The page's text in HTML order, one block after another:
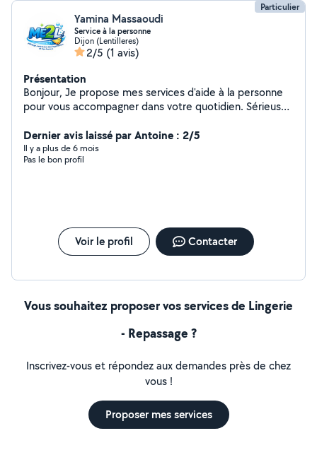
Particulier
Yamina Massaoudi
Service à la personne
Dijon (Lentilleres)
2/5 (1 avis)
Présentation
Bonjour, Je propose mes services d'aide à la personne
pour vous accompagner dans votre quotidien. Sérieuse,
discrétion et efficacité. Prestations proposées :
Ménage et entretien du logement Repassage Aide au
rangement Courses et petites aides du quotidien Aide
flexibles. N'hésitez pas à me contacter pour toute
question ou demande particulière. À bientôt !
Dernier avis laissé par Antoine : 2/5
Il y a plus de 6 mois
Pas le bon profil
Voir le profil Contacter
Vous souhaitez proposer vos services de Lingerie
- Repassage ?
Inscrivez-vous et répondez aux demandes près de chez
vous !
Proposer mes services